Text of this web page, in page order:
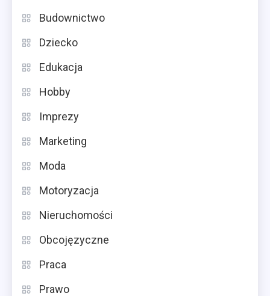
Budownictwo
Dziecko
Edukacja
Hobby
Imprezy
Marketing
Moda
Motoryzacja
Nieruchomości
Obcojęzyczne
Praca
Prawo